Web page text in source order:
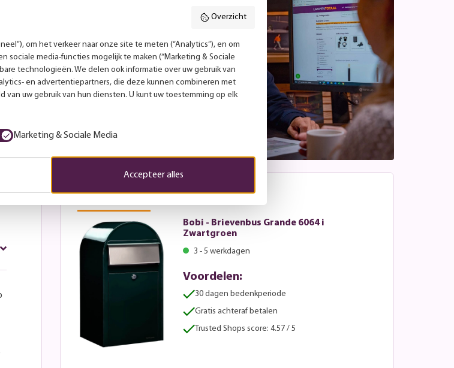
je
Deze wil ik
Bobi - Brievenbus Grande 6064 i
Zwartgroen
3 - 5 werkdagen
Voordelen:
30 dagen bedenkperiode
Gratis achteraf betalen
Trusted Shops score: 4.57 / 5
Overzicht
om het verkeer naar onze site te meten (“Analytics”), en om
sociale media-functies mogelijk te maken (“Marketing & Sociale
technologieën. We delen ook informatie over uw gebruik van
en advertentiepartners, die deze kunnen combineren met
van uw gebruik van hun diensten. U kunt uw toestemming op elk
Marketing & Sociale Media
Accepteer alles